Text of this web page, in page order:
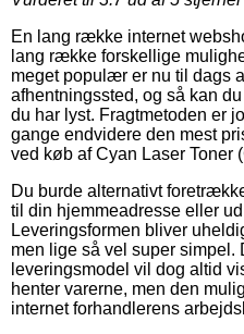
En lang række internet
lang række forskellige
meget populær er nu til dags
afhentningssted, og så kan
du har lyst. Fragtmetoden er
gange endvidere den mest
ved køb af Cyan Laser Toner
Du burde alternativt
til din hjemmeadresse eller
Leveringsformen bliver
men lige så vel super simpel.
leveringsmodel vil dog altid
henter varerne, men den
internet forhandlerens